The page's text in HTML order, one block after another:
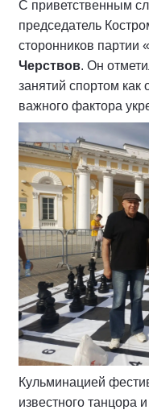
С приветственным
председатель
сторонников партии
Черствов. Он
занятий спортом как
важного фактора
Кульминацией
известного танцора